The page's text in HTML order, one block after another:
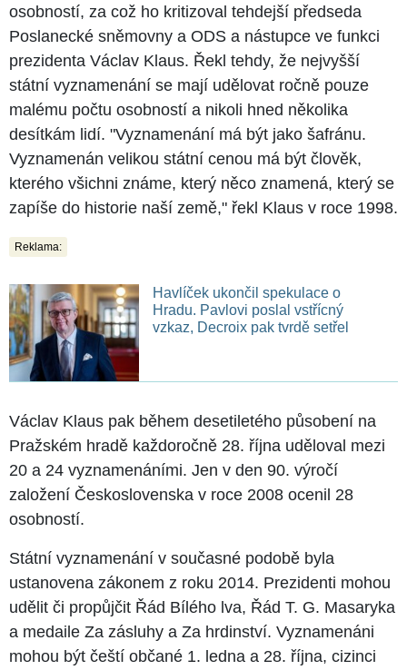
osobností, za což ho kritizoval tehdejší předseda
Poslanecké sněmovny a ODS a nástupce ve funkci
prezidenta Václav Klaus. Řekl tehdy, že nejvyšší
státní vyznamenání se mají udělovat ročně pouze
malému počtu osobností a nikoli hned několika
desítkám lidí. "Vyznamenání má být jako šafránu.
Vyznamenán velikou státní cenou má být člověk,
kterého všichni známe, který něco znamená, který se
zapíše do historie naší země," řekl Klaus v roce 1998.
Reklama:
Havlíček ukončil spekulace o
Hradu. Pavlovi poslal vstřícný
vzkaz, Decroix pak tvrdě setřel
Václav Klaus pak během desetiletého působení na
Pražském hradě každoročně 28. října uděloval mezi
20 a 24 vyznamenáními. Jen v den 90. výročí
založení Československa v roce 2008 ocenil 28
osobností.
Státní vyznamenání v současné podobě byla
ustanovena zákonem z roku 2014. Prezidenti mohou
udělit či propůjčit Řád Bílého lva, Řád T. G. Masaryka
a medaile Za zásluhy a Za hrdinství. Vyznamenáni
mohou být čeští občané 1. ledna a 28. října, cizinci